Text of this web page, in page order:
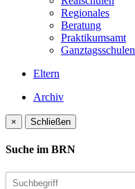
Regionales
Beratung
Praktikumsamt
Ganztagsschulen
Eltern
Archiv
× Schließen
Suche im BRN